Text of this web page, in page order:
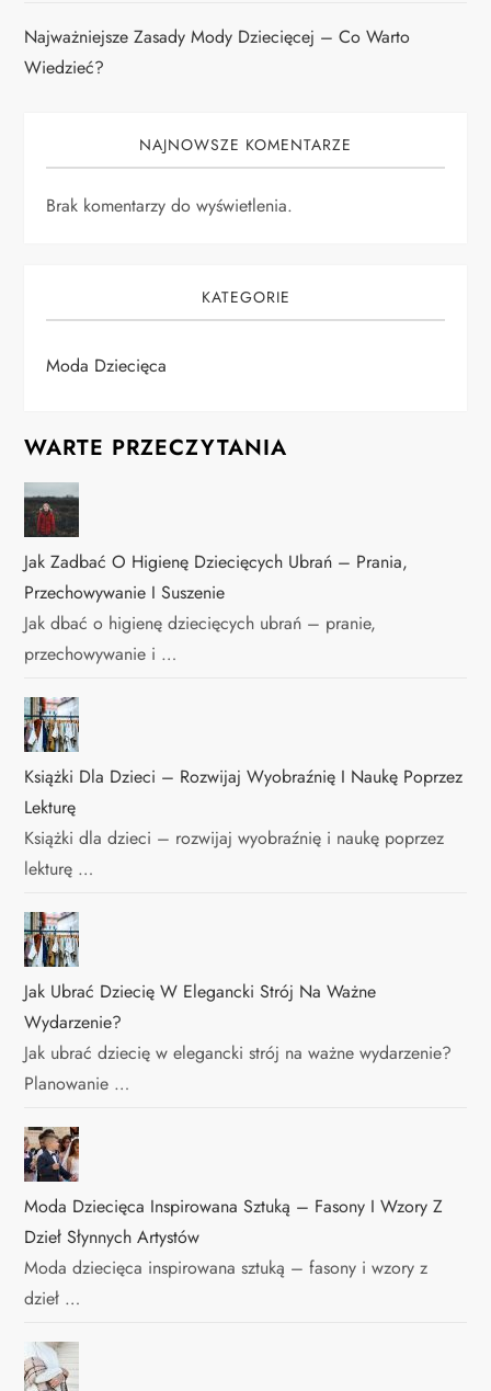
Najważniejsze Zasady Mody Dziecięcej – Co Warto
Wiedzieć?
NAJNOWSZE KOMENTARZE
Brak komentarzy do wyświetlenia.
KATEGORIE
Moda Dziecięca
WARTE PRZECZYTANIA
Jak Zadbać O Higienę Dziecięcych Ubrań – Prania,
Przechowywanie I Suszenie
Jak dbać o higienę dziecięcych ubrań – pranie,
przechowywanie i …
Książki Dla Dzieci – Rozwijaj Wyobraźnię I Naukę Poprzez
Lekturę
Książki dla dzieci – rozwijaj wyobraźnię i naukę poprzez
lekturę …
Jak Ubrać Dziecię W Elegancki Strój Na Ważne
Wydarzenie?
Jak ubrać dziecię w elegancki strój na ważne wydarzenie?
Planowanie …
Moda Dziecięca Inspirowana Sztuką – Fasony I Wzory Z
Dzieł Słynnych Artystów
Moda dziecięca inspirowana sztuką – fasony i wzory z
dzieł …